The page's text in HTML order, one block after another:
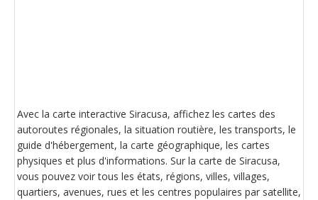
Avec la carte interactive Siracusa, affichez les cartes des
autoroutes régionales, la situation routière, les transports, le
guide d'hébergement, la carte géographique, les cartes
physiques et plus d'informations. Sur la carte de Siracusa,
vous pouvez voir tous les états, régions, villes, villages,
quartiers, avenues, rues et les centres populaires par satellite,